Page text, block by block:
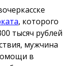
, которого
тысяч рублей
мужчина
в